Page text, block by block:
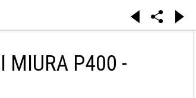
MIURA P400 -